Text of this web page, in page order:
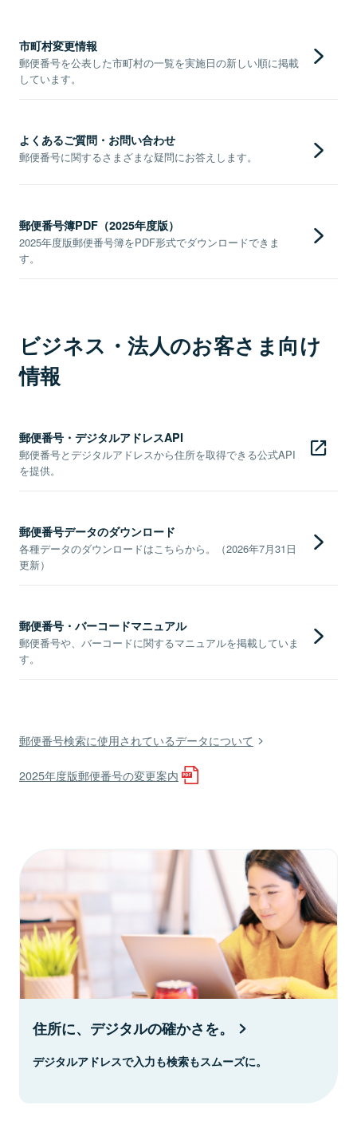
市町村変更情報
郵便番号を公表した市町村の一覧を実施日の新しい順に掲載
しています。
よくあるご質問・お問い合わせ
郵便番号に関するさまざまな疑問にお答えします。
郵便番号簿PDF（2025年度版）
2025年度版郵便番号簿をPDF形式でダウンロードできま
す。
ビジネス・法人のお客さま向け
情報
郵便番号・デジタルアドレスAPI
郵便番号とデジタルアドレスから住所を取得できる公式API
を提供。
郵便番号データのダウンロード
各種データのダウンロードはこちらから。（2026年7月31日
更新）
郵便番号・バーコードマニュアル
郵便番号や、バーコードに関するマニュアルを掲載していま
す。
郵便番号検索に使用されているデータについて
2025年度版郵便番号の変更案内
住所に、デジタルの確かさを。
デジタルアドレスで入力も検索もスムーズに。